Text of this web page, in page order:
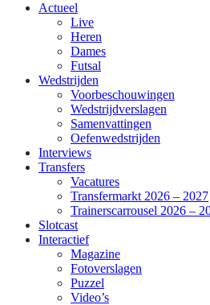
Actueel
Live
Heren
Dames
Futsal
Wedstrijden
Voorbeschouwingen
Wedstrijdverslagen
Samenvattingen
Oefenwedstrijden
Interviews
Transfers
Vacatures
Transfermarkt 2026 – 2027
Trainerscarrousel 2026 –
Slotcast
Interactief
Magazine
Fotoverslagen
Puzzel
Video’s